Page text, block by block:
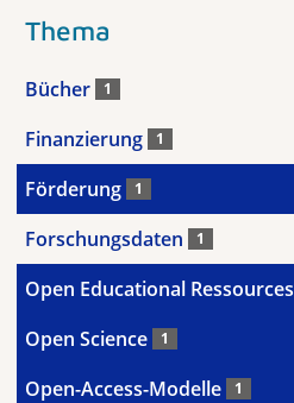
Thema
Bücher 1
Finanzierung 1
Förderung 1
Forschungsdaten 1
Open Educational Ressources
Open Science 1
Open-Access-Modelle 1